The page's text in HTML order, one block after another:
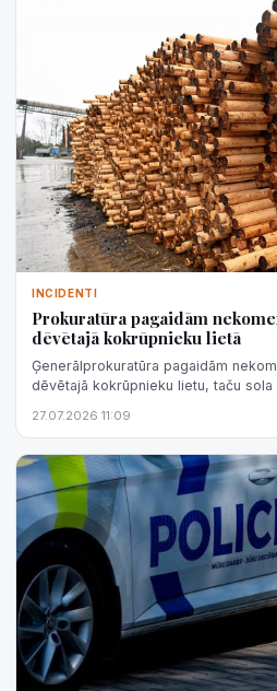
INCIDENTI
Prokuratūra pagaidām
dēvētajā kokrūpnieku lietā
Ģenerālprokuratūra pagaidām
dēvētajā kokrūpnieku lietu, taču
27.07.2026 11:09